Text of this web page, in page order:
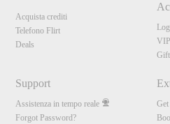
Acquista crediti
Telefono Flirt
Deals
VIP
Support
Assistenza in tempo reale
Forgot Password?